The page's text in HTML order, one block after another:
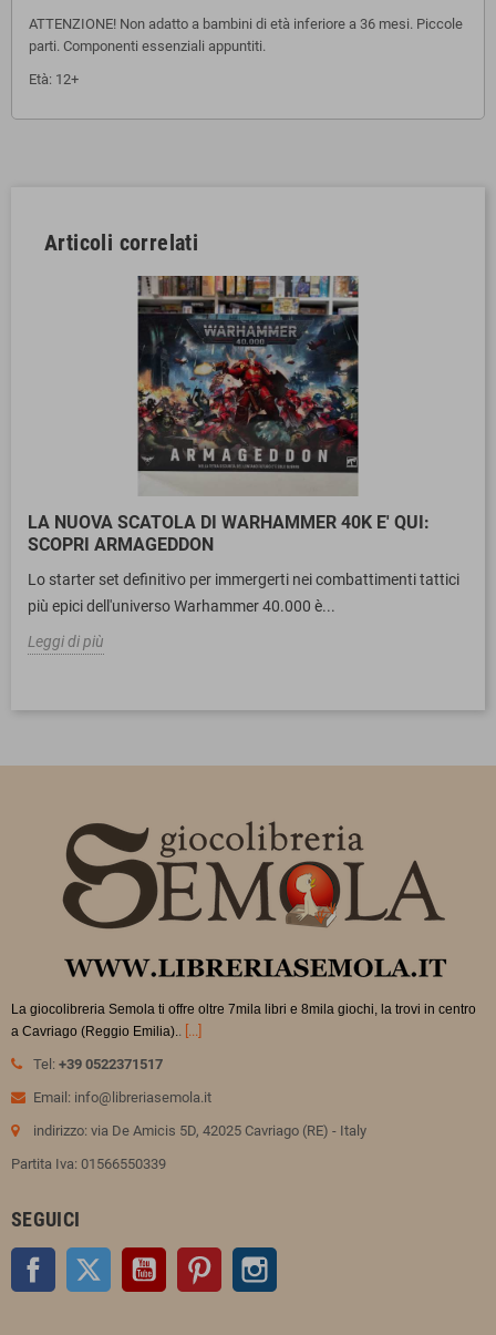
ATTENZIONE! Non adatto a bambini di età inferiore a 36 mesi. Piccole
parti. Componenti essenziali appuntiti.
Età: 12+
Articoli correlati
LA NUOVA SCATOLA DI WARHAMMER 40K E' QUI:
SCOPRI ARMAGEDDON
Lo starter set definitivo per immergerti nei combattimenti tattici
più epici dell'universo Warhammer 40.000 è...
Leggi di più
La giocolibreria Semola ti offre oltre 7mila libri e 8mila giochi, la trovi in centro
a Cavriago (Reggio Emilia). . [...]
Tel: +39 0522371517
Email: info@libreriasemola.it
indirizzo: via De Amicis 5D, 42025 Cavriago (RE) - Italy
Partita Iva: 01566550339
SEGUICI
Facebook Twitter YouTube Pinterest